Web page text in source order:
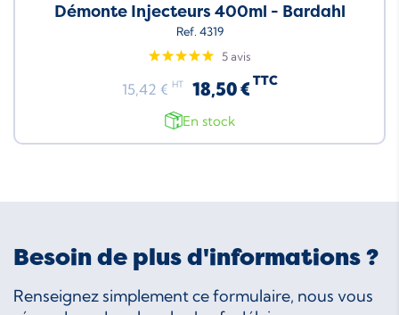
Démonte Injecteurs 400ml - Bardahl
Ref. 4319
5 avis
15,42 € HT 18,50 € TTC
En stock
Besoin de plus d'informations ?
Renseignez simplement ce formulaire, nous vous